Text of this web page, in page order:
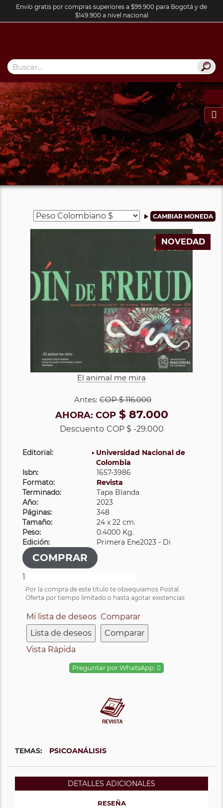
Envío gratis por compras superiores a $99.900 para Bogotá y de
$149.900 a nivel nacional

NOVEDAD
El animal me mira
Antes: COP$ 116.000
AHORA: COP$ 87.000
Descuento COP $ -29.000
Editorial:
Universidad Nacional de
Colombia
Isbn:
1657-3986
Formato:
Revista
Terminado:
Tapa Blanda
Año:
2023
Páginas:
348
Tamaño:
24 x 22 cm.
Peso:
0.4000 Kg.
Edición:
Primera Ene2023 - Di
Por la compra de este título te obsequiamos Postal.
Oferta por tiempo limitado o hasta agotar existencias
Mi lista de deseos
Lista de deseos
Comparar
Comparar
Vista Rápida
Preguntar por WhatsApp:
TEMAS: PSICOANÁLISIS
DETALLES ADICIONALES
RESEÑA